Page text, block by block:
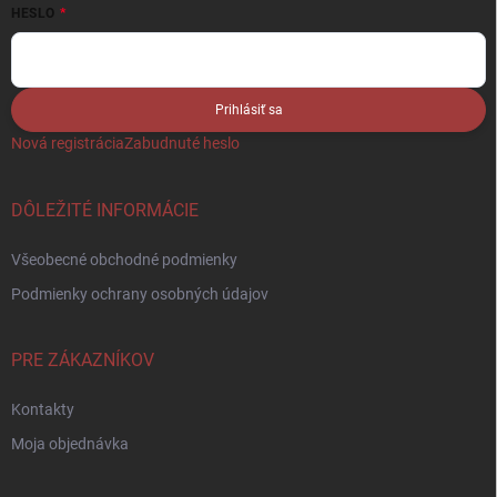
HESLO
Prihlásiť sa
Nová registráciaZabudnuté heslo
DÔLEŽITÉ INFORMÁCIE
Všeobecné obchodné podmienky
Podmienky ochrany osobných údajov
PRE ZÁKAZNÍKOV
Kontakty
Moja objednávka